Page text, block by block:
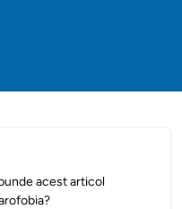
acest articol